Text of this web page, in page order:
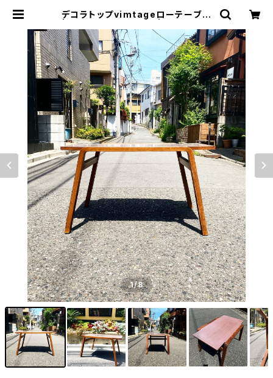
デコラトップvimtageローテーブル
坂のリサイクルショップ・古着
1/8